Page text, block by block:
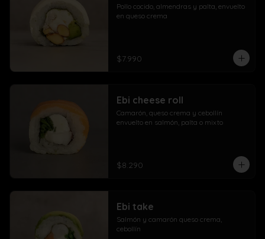
Pollo cocido, almendras y palta, envuelto
en queso crema
$7.990
Ebi cheese roll
Camarón, queso crema y cebollín
envuelto en salmón, palta o mixto
$8.290
Ebi take
Salmón y camarón queso crema,
cebollín